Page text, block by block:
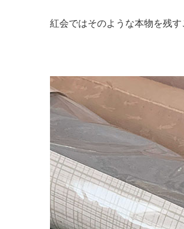
紅会ではそのような本物を残す